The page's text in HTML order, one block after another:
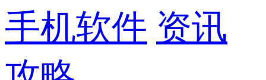
手机软件 资讯